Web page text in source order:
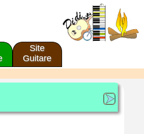
Site
Guitare